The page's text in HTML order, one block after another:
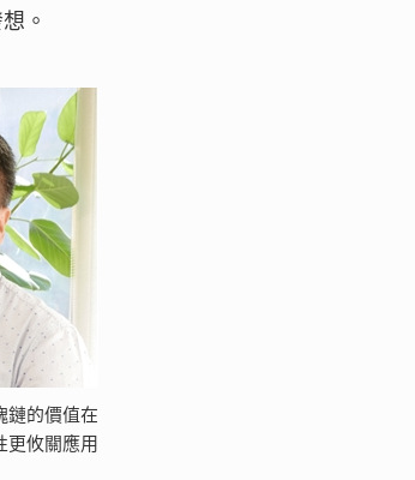
。
鏈的價值在
更攸關應用